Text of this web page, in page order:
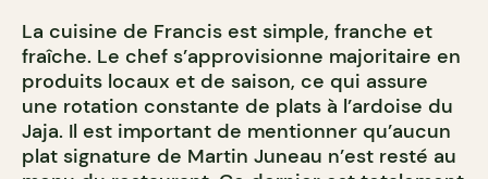
La cuisine de Francis est simple, franche et
fraîche. Le chef s’approvisionne majoritaire en
produits locaux et de saison, ce qui assure
une rotation constante de plats à l’ardoise du
Jaja. Il est important de mentionner qu’aucun
plat signature de Martin Juneau n’est resté au